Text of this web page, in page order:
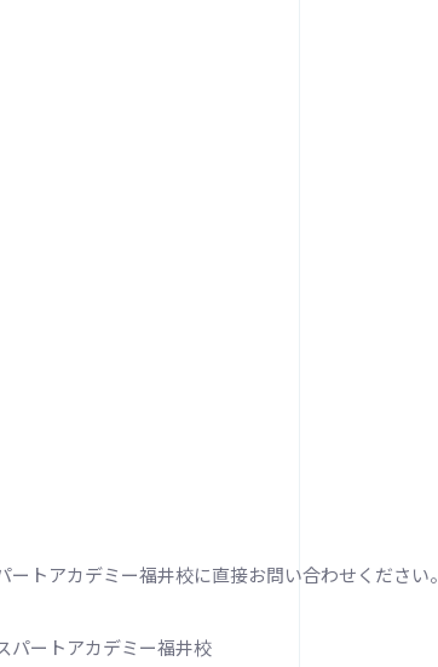
トアカデミー福井校に直接お問い合わせください。
パートアカデミー福井校